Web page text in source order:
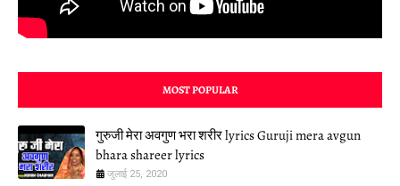
MOST POPULAR
गुरुजी मेरा अवगुण भरा शरीर lyrics Guruji mera avgun
bhara shareer lyrics
जुलाई 25, 2020